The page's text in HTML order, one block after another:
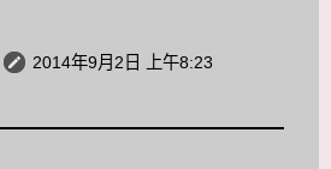
2014年9月2日 上午8:23